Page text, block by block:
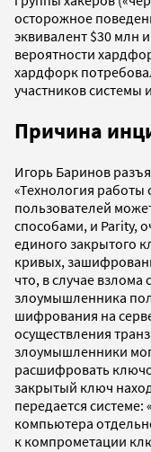
осторожное
эквивалент $30 млн
вероятности
хардфорк
участников системы
Причина
Игорь Баринов
«Технология
пользователей
способами, и Parity,
единого закрытого
кривых,
что, в случае
злоумышленника
шифрования на
осуществления
злоумышленники
расшифровать
закрытый ключ
передается системе:
компьютера
к компрометации